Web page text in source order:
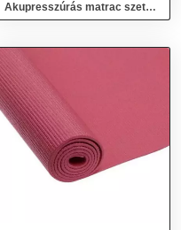
Akupresszúrás matrac szett
inSPORTline Alavea zöld